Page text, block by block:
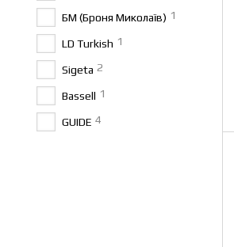
БМ (Броня Миколаїв) 1
LD Turkish 1
Sigeta 2
Bassell 1
GUIDE 4